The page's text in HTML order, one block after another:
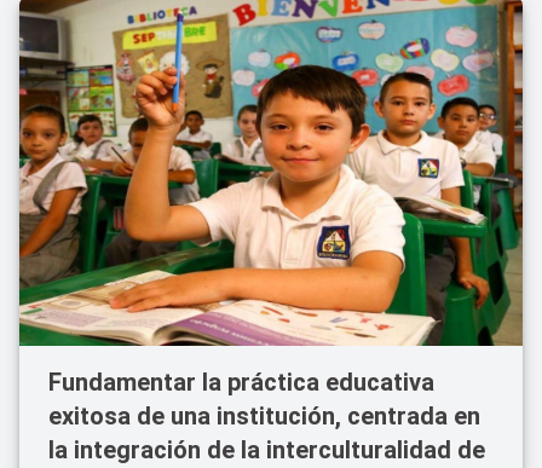
Fundamentar la práctica educativa
exitosa de una institución, centrada en
la integración de la interculturalidad de